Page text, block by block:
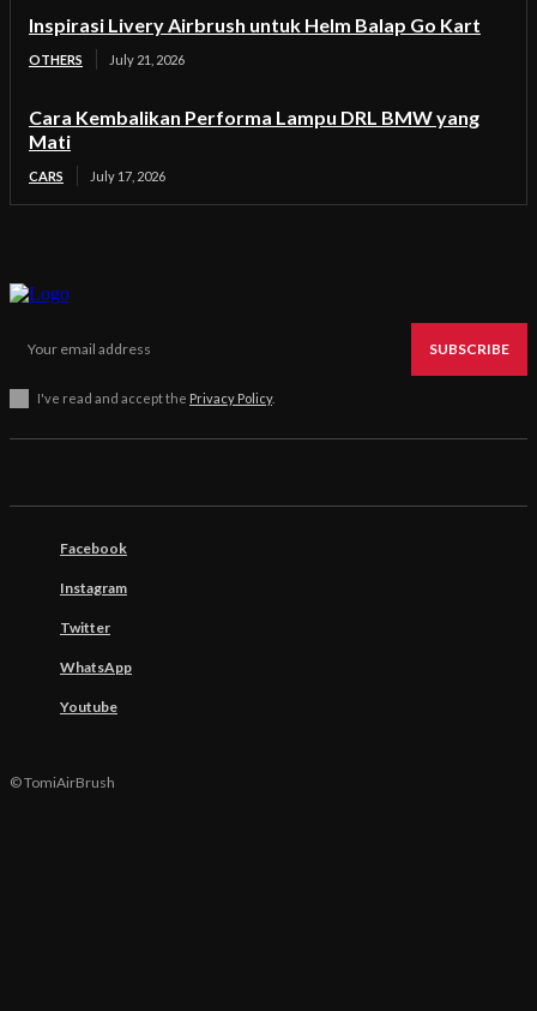
Inspirasi Livery Airbrush untuk Helm Balap Go Kart
OTHERS July 21, 2026
Cara Kembalikan Performa Lampu DRL BMW yang
Mati
CARS July 17, 2026
SUBSCRIBE
I've read and accept the Privacy Policy.
Facebook
Instagram
Twitter
WhatsApp
Youtube
© TomiAirBrush